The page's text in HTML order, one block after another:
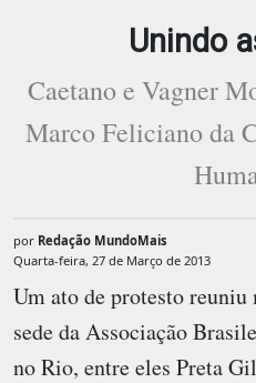
Unindo
Caetano e Vagner
Marco Feliciano da
por Redação MundoMais
Quarta-feira, 27 de Março de 2013
Um ato de protesto
sede da Associação
no Rio, entre eles Preta